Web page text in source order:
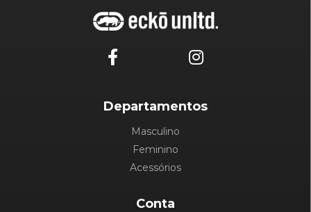
Departamentos
Masculino
Feminino
Acessórios
Conta